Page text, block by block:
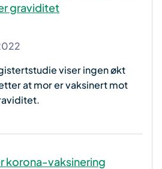
graviditet
viser ingen økt
at mor er vaksinert mot
korona-vaksinering